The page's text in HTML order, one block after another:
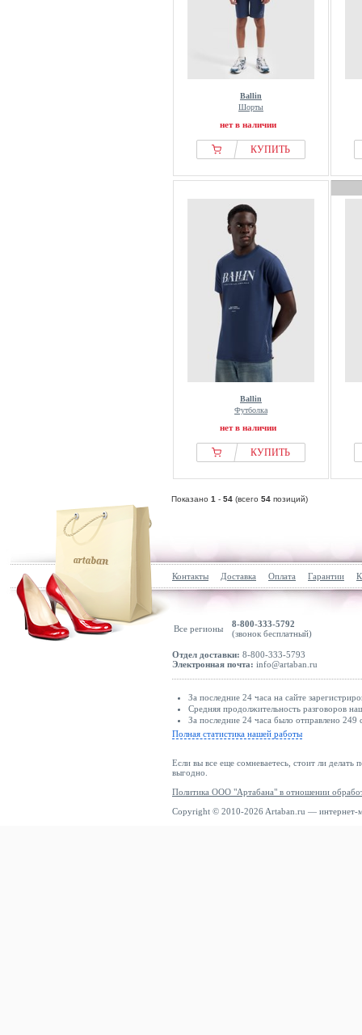
Ballin
Шорты
нет в наличии
КУПИТЬ
Ballin
Футболка
нет в наличии
КУПИТЬ
Показано 1 - 54 (всего 54 позиций)
Контакты Доставка Оплата Гарантии
Все регионы
8-800-333-5792
(звонок бесплатный)
Отдел доставки: 8-800-333-5793
Электронная почта: info@artaban.ru
За последние 24 часа на сайте
Средняя продолжительность разговоров
За последние 24 часа было отправлено
Полная статистика нашей работы
Если вы все еще сомневаетесь, стоит ли делать
выгодно.
Политика ООО "Артабана" в отношении
Copyright © 2010-2026 Artaban.ru — интернет-